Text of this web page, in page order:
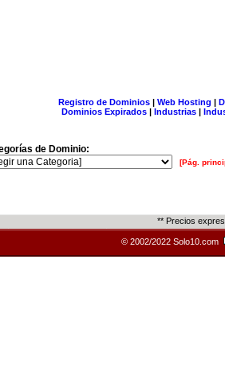
Registro de Dominios| Web Hosting |
Dominios Expirados | Industrias |
de Dominio:
[Pág.
** Precios
© 2002/2022 Solo10.com